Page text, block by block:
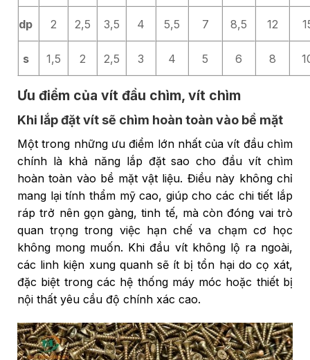
dp 2 2,5 3,5 4 5,5 7 8,5 12
s 1,5 2 2,5 3 4 5 6 8
Ưu điểm của vít đầu chìm, vít chìm
Khi lắp đặt vít sẽ chìm hoàn toàn vào bề mặt
Một trong những ưu điểm lớn nhất của vít đầu chìm
chính là khả năng lắp đặt sao cho đầu vít chìm
hoàn toàn vào bề mặt vật liệu. Điều này không chỉ
mang lại tính thẩm mỹ cao, giúp cho các chi tiết lắp
ráp trở nên gọn gàng, tinh tế, mà còn đóng vai trò
quan trọng trong việc hạn chế va chạm cơ học
không mong muốn. Khi đầu vít không lộ ra ngoài,
các linh kiện xung quanh sẽ ít bị tổn hại do cọ xát,
đặc biệt trong các hệ thống máy móc hoặc thiết bị
nội thất yêu cầu độ chính xác cao.